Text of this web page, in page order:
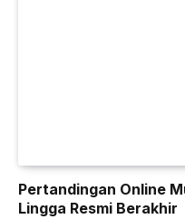
Pertandingan Online
Lingga Resmi Berakhir